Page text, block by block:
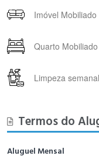
Imóvel Mobiliado
Quarto Mobiliado
Limpeza semanal
Termos do
Aluguel Mensal